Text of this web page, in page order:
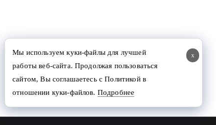
x
Мы используем куки-файлы для лучшей
работы веб-сайта. Продолжая пользоваться
сайтом, Вы соглашаетесь с Политикой в
отношении куки-файлов. Подробнее